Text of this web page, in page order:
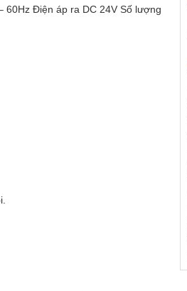
60Hz Điện áp ra DC 24V Số lượng